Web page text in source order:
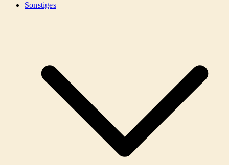
Sonstiges